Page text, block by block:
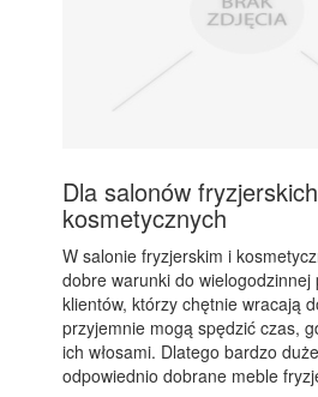
Dla salonów
kosmetycznych
W salonie fryzjerskim i
dobre warunki do
klientów, którzy chętnie wracają
przyjemnie mogą spędzić czas,
ich włosami. Dlatego bardzo
odpowiednio dobrane meble